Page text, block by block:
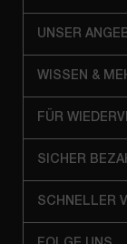
UNSER
WISSEN &
FÜR
SICHER
SCHNELLER